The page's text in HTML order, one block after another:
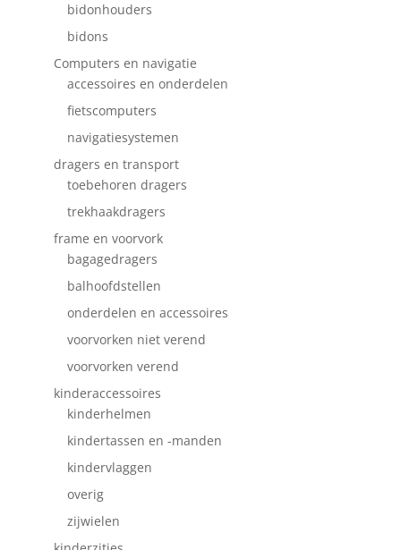
bidonhouders
bidons
Computers en navigatie
accessoires en onderdelen
fietscomputers
navigatiesystemen
dragers en transport
toebehoren dragers
trekhaakdragers
frame en voorvork
bagagedragers
balhoofdstellen
onderdelen en accessoires
voorvorken niet verend
voorvorken verend
kinderaccessoires
kinderhelmen
kindertassen en -manden
kindervlaggen
overig
zijwielen